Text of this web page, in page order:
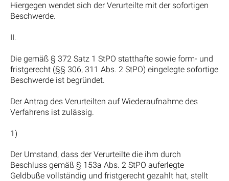
Hiergegen wendet sich der Verurteilte mit der sofortigen
Beschwerde.
II.
Die gemäß § 372 Satz 1 StPO statthafte sowie form- und
fristgerecht (§§ 306, 311 Abs. 2 StPO) eingelegte sofortige
Beschwerde ist begründet.
Der Antrag des Verurteilten auf Wiederaufnahme des
Verfahrens ist zulässig.
1)
Der Umstand, dass der Verurteilte die ihm durch
Beschluss gemäß § 153a Abs. 2 StPO auferlegte
Geldbuße vollständig und fristgerecht gezahlt hat, stellt